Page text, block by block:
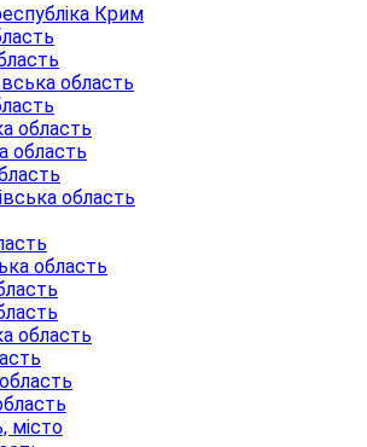
Крим
область
область
область
область
область
область
місто